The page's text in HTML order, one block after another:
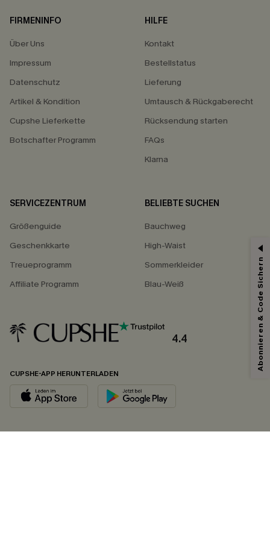
FIRMENINFO
Über Uns
Impressum
Datenschutz
Artikel & Kondition
Cupshe Lieferkette
Botschafter Programm
HILFE
Kontakt
Bestellstatus
Lieferung
Umtausch & Rückgaberecht
Rücksendung starten
FAQs
Klarna
SERVICEZENTRUM
Größenguide
Geschenkkarte
Treueprogramm
Affiliate Programm
BELIEBTE SUCHEN
Bauchweg
High-Waist
Sommerkleider
Blau-Weiß
4.4
CUPSHE-APP HERUNTERLADEN
Abonnieren & Code Sichern